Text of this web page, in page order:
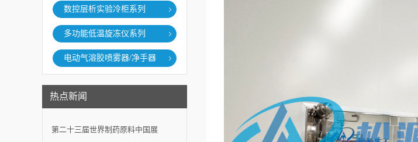
数控层析实验冷柜系列
多功能低温旋冻仪系列
电动气溶胶喷雾器/净手器
热点新闻
第二十三届世界制药原料中国展